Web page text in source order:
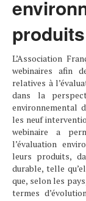
L’Association
webinaires afin
relatives à
dans la
environnemental
les neuf
webinaire a
l’évaluation
leurs produits,
durable, telle
que, selon les
termes